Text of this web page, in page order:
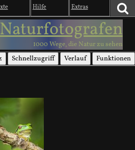
Hilfe Extras
1000 Wege, die Natur zu sehen
Schnellzugriff Verlauf Funktionen